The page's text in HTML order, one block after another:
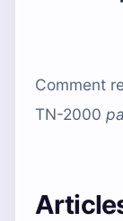
Comment
TN-2000